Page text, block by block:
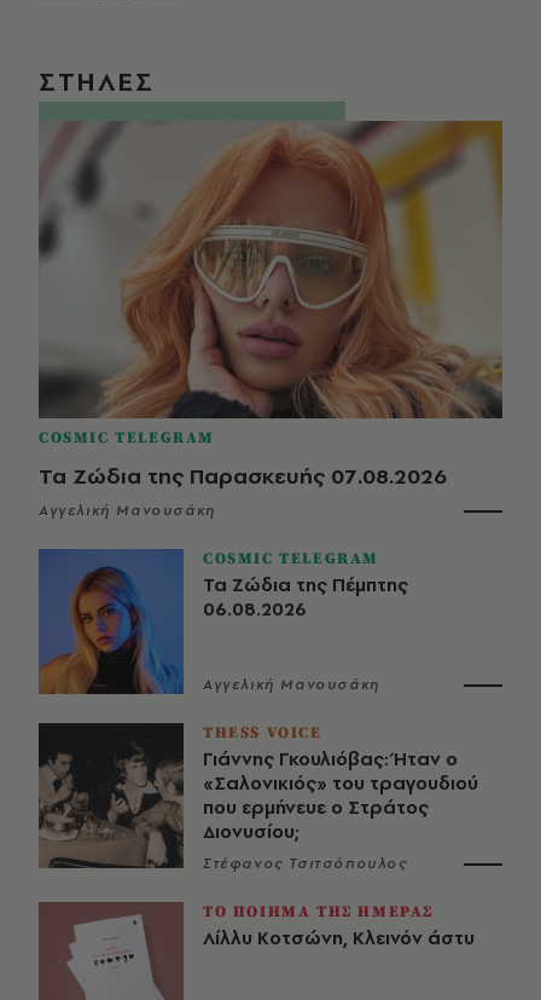
ΣΤΗΛΕΣ
COSMIC TELEGRAM
Τα Ζώδια της Παρασκευής 07.08.2026
Αγγελική Μανουσάκη
COSMIC TELEGRAM
Τα Ζώδια της Πέμπτης
06.08.2026
Αγγελική Μανουσάκη
THESS VOICE
Γιάννης Γκουλιόβας: Ήταν ο
«Σαλονικιός» του τραγουδιού
που ερμήνευε ο Στράτος
Διονυσίου;
Στέφανος Τσιτσόπουλος
ΤΟ ΠΟΙΗΜΑ ΤΗΣ ΗΜΕΡΑΣ
Λίλλυ Κοτσώνη, Κλεινόν άστυ